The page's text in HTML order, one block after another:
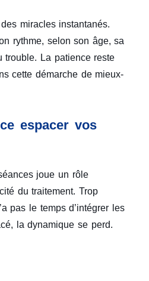
miracles instantanés.
rythme, selon son âge, sa
trouble. La patience reste
cette démarche de mieux-
espacer vos
joue un rôle
du traitement. Trop
pas le temps d’intégrer les
la dynamique se perd.